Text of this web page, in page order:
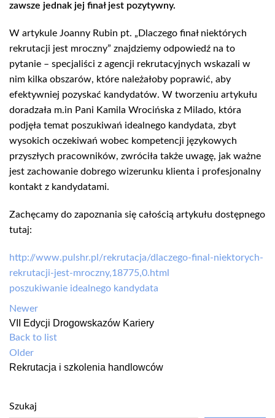
zawsze jednak jej finał jest pozytywny.
W artykule Joanny Rubin pt. „Dlaczego finał niektórych
rekrutacji jest mroczny” znajdziemy odpowiedź na to
pytanie – specjaliści z agencji rekrutacyjnych wskazali w
nim kilka obszarów, które należałoby poprawić, aby
efektywniej pozyskać kandydatów. W tworzeniu artykułu
doradzała m.in Pani Kamila Wrocińska z Milado, która
podjęła temat poszukiwań idealnego kandydata, zbyt
wysokich oczekiwań wobec kompetencji językowych
przyszłych pracowników, zwróciła także uwagę, jak ważne
jest zachowanie dobrego wizerunku klienta i profesjonalny
kontakt z kandydatami.
Zachęcamy do zapoznania się całością artykułu dostępnego
tutaj:
http://www.pulshr.pl/rekrutacja/dlaczego-final-niektorych-
rekrutacji-jest-mroczny,18775,0.html
poszukiwanie idealnego kandydata
Newer
VII Edycji Drogowskazów Kariery
Back to list
Older
Rekrutacja i szkolenia handlowców
Szukaj